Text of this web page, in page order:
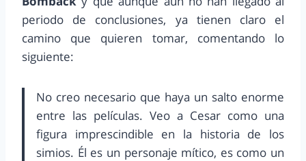
periodo de conclusiones, ya tienen claro el
camino que quieren tomar, comentando lo
siguiente:
No creo necesario que haya un salto enorme
entre las películas. Veo a Cesar como una
figura imprescindible en la historia de los
simios. Él es un personaje mítico, es como un